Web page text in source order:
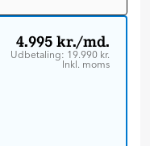
løbe?
4.995 kr./md.
Udbetaling: 19.990 kr.
Inkl. moms